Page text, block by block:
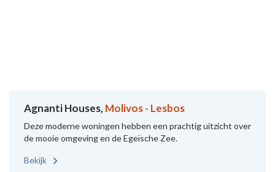
Agnanti Houses, Molivos - Lesbos
Deze moderne woningen hebben een prachtig uitzicht over
de mooie omgeving en de Egeïsche Zee.
Bekijk